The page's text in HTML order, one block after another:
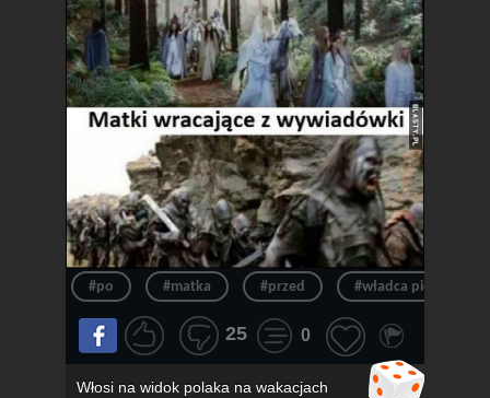
#po #matka #przed #władca pierścieni
25 0
Włosi na widok polaka na wakacjach